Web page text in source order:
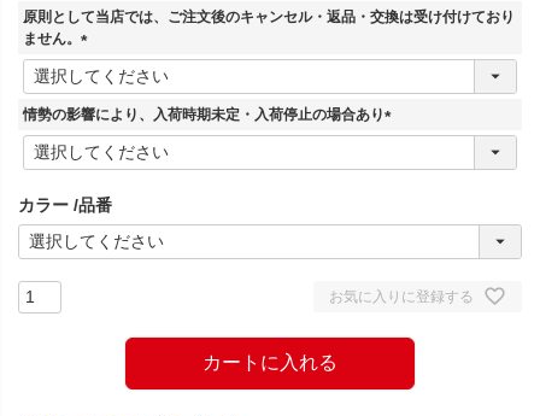
須
原則として当店では、ご注文後のキャンセル・返品・交換は受け付けており
ません。
(
必
須
情勢の影響により、入荷時期未定・入荷停止の場合あり
(
カラー 品番
お気に入りに登録する
カートに入れる